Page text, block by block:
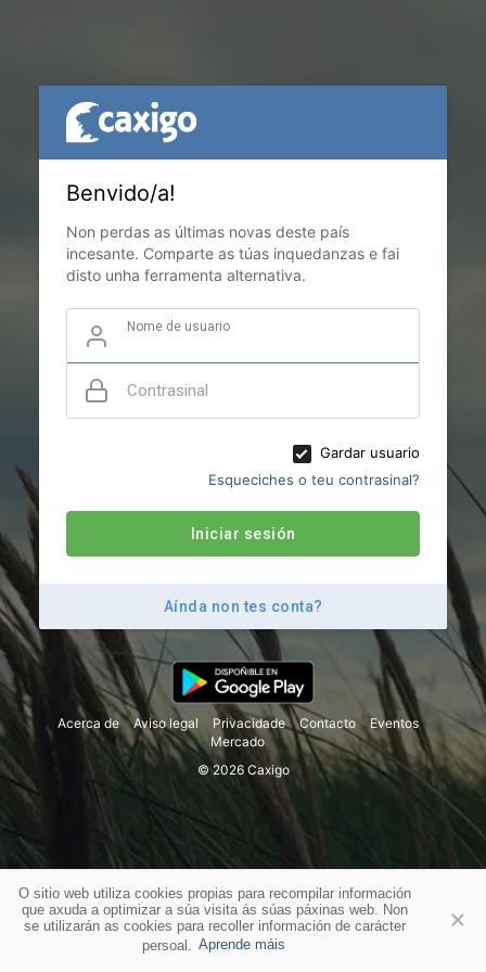
O sitio web utiliza cookies propias para recompilar información
que axuda a optimizar a súa visita ás súas páxinas web. Non
se utilizarán as cookies para recoller información de carácter
persoal.
Aprende máis
Benvido/a!
Non perdas as últimas novas deste país
incesante. Comparte as túas inquedanzas e fai
disto unha ferramenta alternativa.
Nome de usuario
Contrasinal
Gardar usuario
Esqueciches o teu contrasinal?
Iniciar sesión
Aínda non tes conta?
Acerca de Aviso legal Privacidade Contacto
Eventos
Mercado
© 2026 Caxigo